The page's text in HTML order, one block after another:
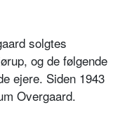
solgtes
og de følgende
ejere. Siden 1943
Overgaard.